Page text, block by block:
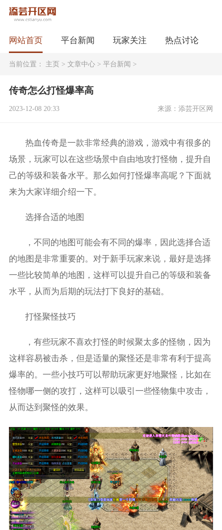
网站首页 平台新闻 玩家关注 热点讨论
当前位置： 主页> 文章中心> 平台新闻 >
传奇怎么打怪爆率高
2023-12-08 20:33 来源：添芸开区网
热血传奇是一款非常经典的游戏，游戏中有很多的
场景，玩家可以在这些场景中自由地攻打怪物，提升自
己的等级和装备水平。那么如何打怪爆率高呢？下面就
来为大家详细介绍一下。
选择合适的地图
，不同的地图可能会有不同的爆率，因此选择合适
的地图是非常重要的。对于新手玩家来说，最好是选择
一些比较简单的地图，这样可以提升自己的等级和装备
水平，从而为后期的玩法打下良好的基础。
打怪聚怪技巧
，有些玩家不喜欢打怪的时候聚太多的怪物，因为
这样容易被击杀，但是适量的聚怪还是非常有利于提高
爆率的。一些小技巧可以帮助玩家更好地聚怪，比如在
怪物哪一侧的攻打，这样可以吸引一些怪物集中攻击，
从而达到聚怪的效果。